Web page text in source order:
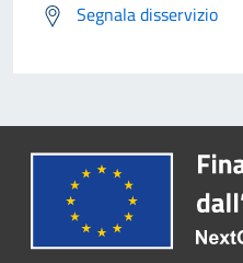
Segnala disservizio